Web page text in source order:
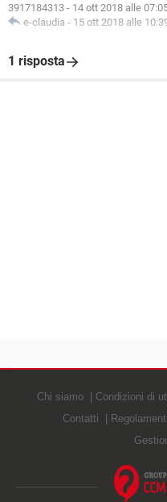
3917184313 - 14 ott 2018 alle
e-claudia - 15 ott 2018 alle
1 risposta
Chi siamo Condizioni di
Contatti